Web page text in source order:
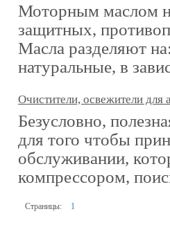
Моторным маслом
защитных,
Масла разделяют
натуральные, в
Очистители, освежители для
Безусловно,
для того чтобы
обслуживании,
компрессором,
Страницы: 1